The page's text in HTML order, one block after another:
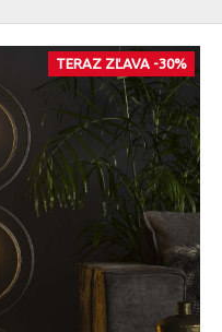
TERAZ ZĽAVA -30%